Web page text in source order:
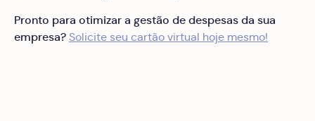
Pronto para otimizar a gestão de despesas da sua
empresa? Solicite seu cartão virtual hoje mesmo!